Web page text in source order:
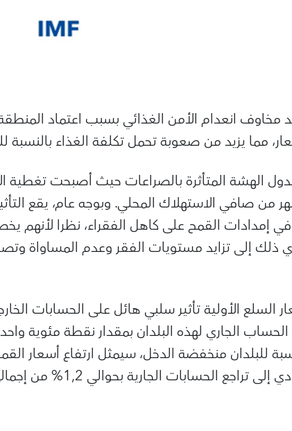
انعدام الأمن الغذائي بسبب اعتماد
مما يزيد من صعوبة تحمل تكلفة الغذاء بالنسبة
الهشة المتأثرة بالصراعات حيث أصبحت تغطية
أقل من 2,5 شهر من صافي الاستهلاك المحلي. وبوجه عام، يقع
في إمدادات القمح على كاهل الفقراء، نظرا لأنهم
ذلك إلى تزايد مستويات الفقر وعدم المساواة
الأولية تأثير سلبي هائل على الحسابات
الجاري لهذه البلدان بمقدار نقطة مئوية
للبلدان منخفضة الدخل، سيمثل ارتفاع أسعار
الأخرى ضربة هائلة، حيث يؤدي إلى